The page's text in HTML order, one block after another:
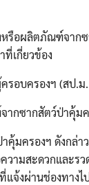
for:
รือผลิตภัณฑ์จาก
เกี่ยวข้อง
รอบครองฯ (สป.ม
ากซากสัตว์ป่าคุ้ม
คุ้มครองฯ ดังกล่
มสะดวกและร
จ้งผ่านช่องทาง